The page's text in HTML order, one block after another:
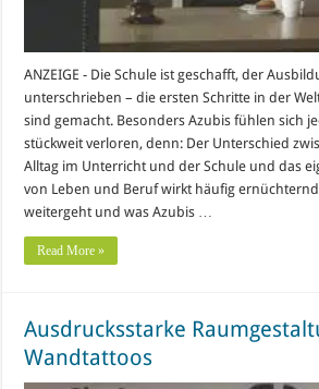
ANZEIGE - Die Schule ist geschafft, der
unterschrieben – die ersten Schritte in der
sind gemacht. Besonders Azubis fühlen sich
stückweit verloren, denn: Der Unterschied
Alltag im Unterricht und der Schule und das
von Leben und Beruf wirkt häufig
weitergeht und was Azubis …
Read More »
Ausdrucksstarke
Wandtattoos